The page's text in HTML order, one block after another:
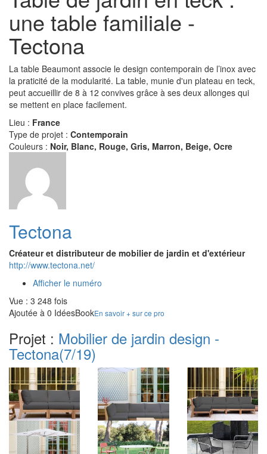
une table familiale -
Tectona
La table Beaumont associe le design contemporain de l’inox avec
la praticité de la modularité. La table, munie d'un plateau en teck,
peut accueillir de 8 à 12 convives grâce à ses deux allonges qui
se mettent en place facilement.
Lieu : France
Type de projet : Contemporain
Couleurs : Noir, Blanc, Rouge, Gris, Marron, Beige, Ocre
Tectona
Créateur et distributeur de mobilier de jardin et d'extérieur
http://www.tectona.net/
Afficher le numéro
Vue : 3 248 fois
Ajoutée à 0 IdéesBookEn savoir + sur ce pro
Projet : Mobilier de jardin design -
Tectona(7/19)